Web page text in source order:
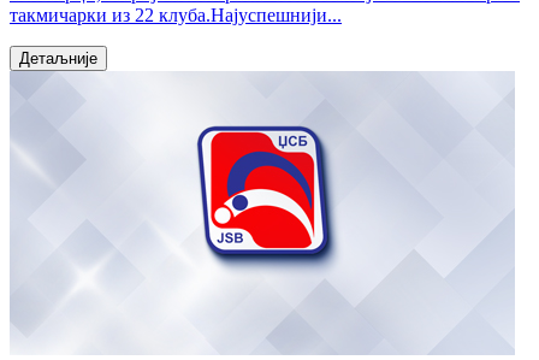
такмичарки из 22 клуба.Најуспешнији...
Детаљније